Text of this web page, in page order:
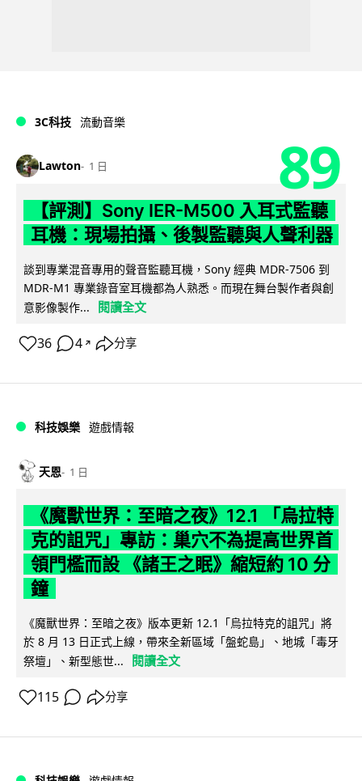
3C科技 流動音樂
Lawton 1 日 89
【評測】Sony IER-M500 入耳式監聽
耳機：現場拍攝、後製監聽與人聲利器
談到專業混音專用的聲音監聽耳機，Sony 經典 MDR-7506 到
MDR-M1 專業錄音室耳機都為人熟悉。而現在舞台製作者與創
意影像製作...
閱讀全文
36 4 ↗ 分享
科技娛樂 遊戲情報
天恩 1 日
《魔獸世界：至暗之夜》12.1 「烏拉特
克的詛咒」專訪：巢穴不為提高世界首
領門檻而設 《諸王之眠》縮短約 10 分
鐘
《魔獸世界：至暗之夜》版本更新 12.1「烏拉特克的詛咒」將
於 8 月 13 日正式上線，帶來全新區域「盤蛇島」、地城「毒牙
祭壇」、新型態世...
閱讀全文
115 分享